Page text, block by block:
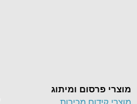
מוצרי פרסום ומיתוג
מוצרי קידום מכירות